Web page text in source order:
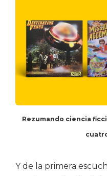
Rezumando ciencia
Y de la primera